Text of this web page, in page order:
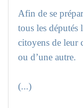
Afin de se
tous les députés
citoyens de leur
ou d’une autre.
(...)